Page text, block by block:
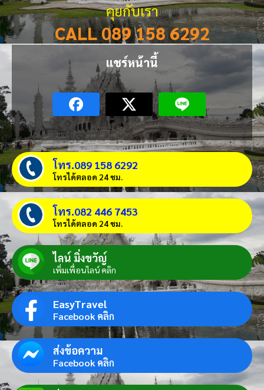
คุยกับเรา
CALL 089 158 6292
แชร์หน้านี้
โทร.089 158 6292
โทรได้ตลอด 24 ชม.
โทร.082 446 7453
โทรได้ตลอด 24 ชม.
ไลน์ มิ่งขวัญ์
เพิ่มเพื่อนไลน์ คลิก
EasyTravel
Facebook คลิก
ส่งข้อความ
Facebook คลิก